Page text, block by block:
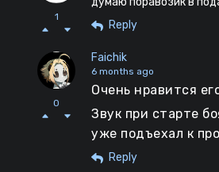
1
Reply
0
Faichik
6 months ago
Очень нравится
Звук при старте
уже подъехал к
Reply